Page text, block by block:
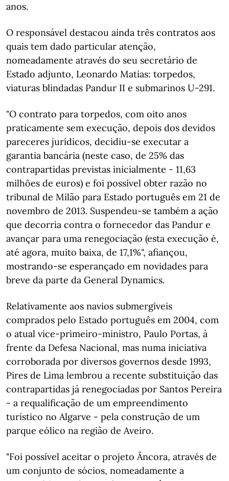
anos.
O responsável destacou ainda três contratos aos
quais tem dado particular atenção,
nomeadamente através do seu secretário de
Estado adjunto, Leonardo Matias: torpedos,
viaturas blindadas Pandur II e submarinos U-291.
"O contrato para torpedos, com oito anos
praticamente sem execução, depois dos devidos
pareceres jurídicos, decidiu-se executar a
garantia bancária (neste caso, de 25% das
contrapartidas previstas inicialmente - 11,63
milhões de euros) e foi possível obter razão no
tribunal de Milão para Estado português em 21 de
novembro de 2013. Suspendeu-se também a ação
que decorria contra o fornecedor das Pandur e
avançar para uma renegociação (esta execução é,
até agora, muito baixa, de 17,1%", afiançou,
mostrando-se esperançado em novidades para
breve da parte da General Dynamics.
Relativamente aos navios submergíveis
comprados pelo Estado português em 2004, com
o atual vice-primeiro-ministro, Paulo Portas, à
frente da Defesa Nacional, mas numa iniciativa
corroborada por diversos governos desde 1993,
Pires de Lima lembrou a recente substituição das
contrapartidas já renegociadas por Santos Pereira
- a requalificação de um empreendimento
turístico no Algarve - pela construção de um
parque eólico na região de Aveiro.
"Foi possível aceitar o projeto Âncora, através de
um conjunto de sócios, nomeadamente a